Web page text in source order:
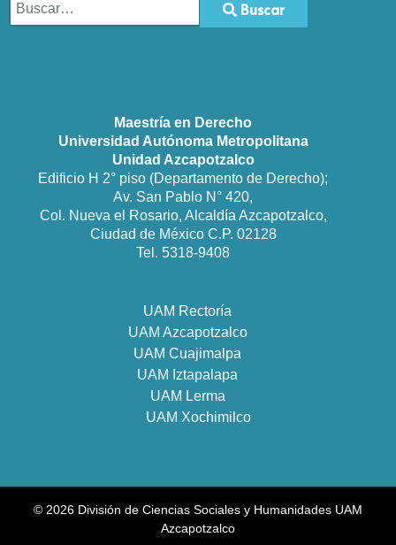
Buscar
Maestría en Derecho
Universidad Autónoma Metropolitana
Unidad Azcapotzalco
Edificio H 2° piso (Departamento de Derecho);
Av. San Pablo N° 420,
Col. Nueva el Rosario, Alcaldía Azcapotzalco,
Ciudad de México C.P. 02128
Tel. 5318-9408
UAM Rectoría
UAM Azcapotzalco
UAM Cuajimalpa
UAM Iztapalapa
UAM Lerma
UAM Xochimilco
© 2026 División de Ciencias Sociales y Humanidades UAM
Azcapotzalco